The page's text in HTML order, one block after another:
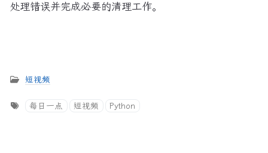
处理错误并完成必要的清理工作。
短视频
每日一点 短视频 Python